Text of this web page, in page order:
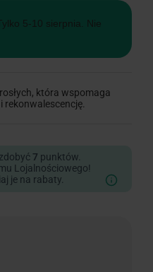
5-10 sierpnia. Nie
która wspomaga
7 punktów.
Lojalnościowego!
je na rabaty.